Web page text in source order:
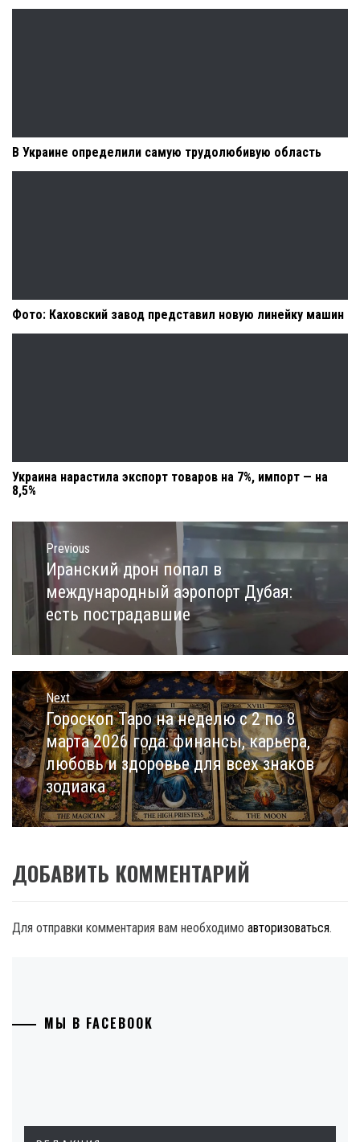
В Украине определили самую трудолюбивую область
Фото: Каховский завод представил новую линейку машин
Украина нарастила экспорт товаров на 7%, импорт — на
8,5%
Навигация
записям
Previous
Previous
post:
Иранский дрон попал в
международный аэропорт Дубая:
есть пострадавшие
Next
Next
post:
Гороскоп Таро на неделю с 2 по 8
марта 2026 года: финансы, карьера,
любовь и здоровье для всех знаков
зодиака
ДОБАВИТЬ КОММЕНТАРИЙ
Для отправки комментария вам необходимо авторизоваться.
МЫ В FACEBOOK